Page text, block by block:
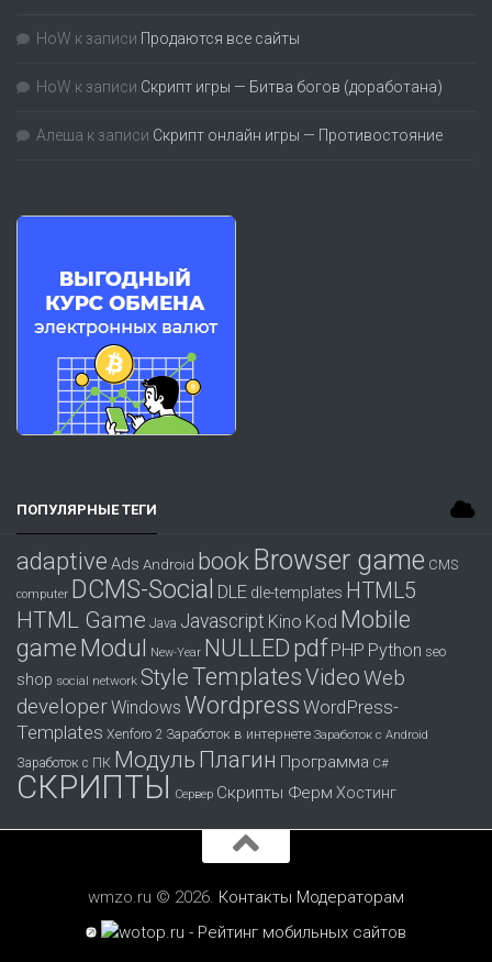
HoW к записи Продаются все сайты
HoW к записи Скрипт игры — Битва богов (доработана)
Алеша к записи Скрипт онлайн игры — Противостояние
ПОПУЛЯРНЫЕ ТЕГИ
adaptive Ads Android book Browser game CMS
computer DCMS-Social DLE dle-templates HTML5
HTML Game Java Javascript Kino Kod Mobile
gameModul New-Year NULLED pdf PHP Python seo
shop social network StyleTemplatesVideoWeb
developerWindows Wordpress WordPress-
Templates Xenforo 2 Заработок в интернете Заработок с Android
Заработок с ПК Модуль Плагин Программа С#
СКРИПТЫ Сервер Скрипты Ферм Хостинг
wmzo.ru © 2026. Контакты Модераторам